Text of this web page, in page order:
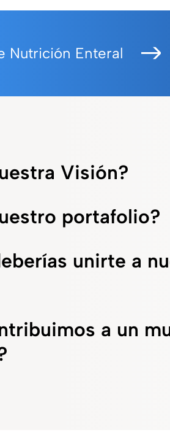
Nutrición Enteral
Visión?
portafolio?
unirte a
a un